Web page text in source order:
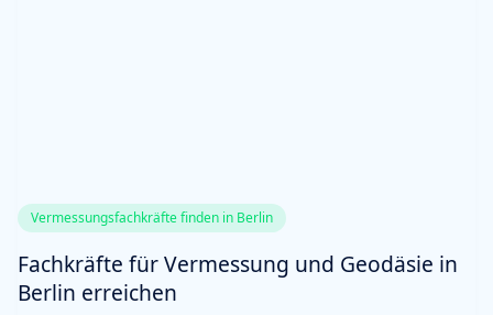
Vermessungsfachkräfte finden in Berlin
Fachkräfte für Vermessung und Geodäsie in
Berlin erreichen